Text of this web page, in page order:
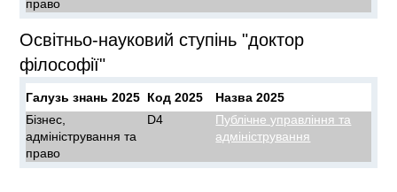
право
Освітньо-науковий ступінь "доктор
філософії"
Галузь знань 2025 Код 2025
Назва 2025
Бізнес,
адміністрування та
право
D4
Публічне управління та
адміністрування